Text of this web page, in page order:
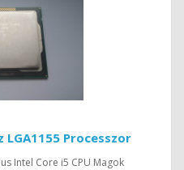
LGA1155 Processzor
Intel Core i5 CPU Magok